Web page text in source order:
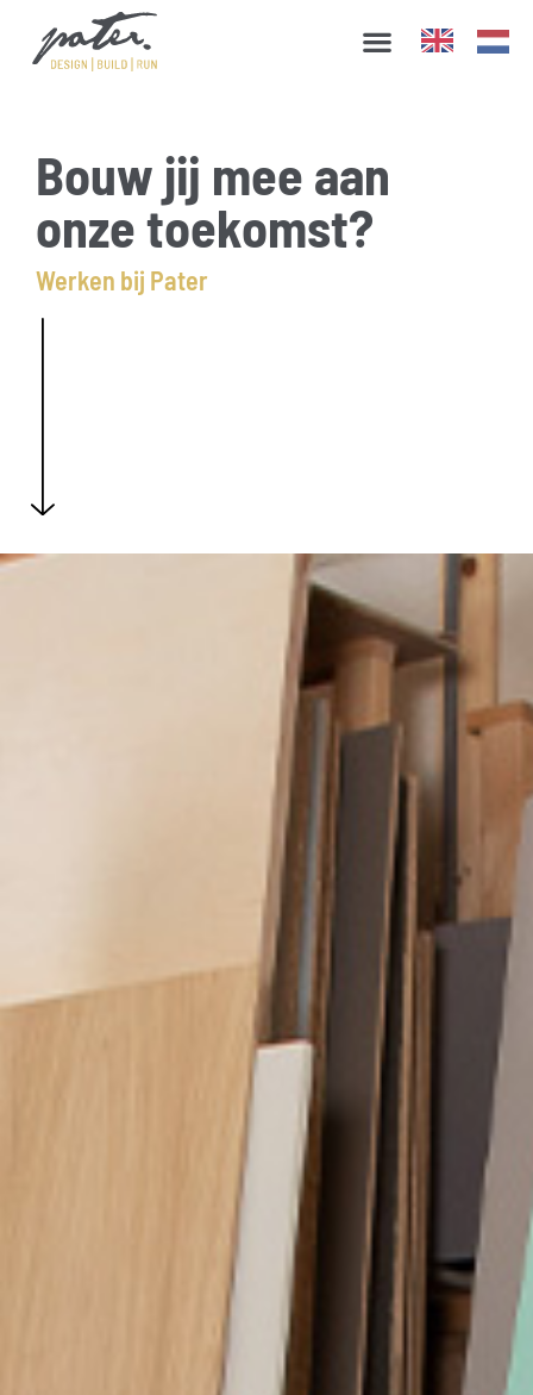
Bouw jij mee aan
onze toekomst?
Werken bij Pater